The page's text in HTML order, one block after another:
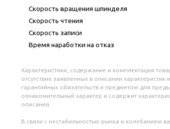
Скорость вращения шпинделя
Скорость чтения
Скорость записи
Время наработки на отказ
Характеристики, содержание и комплектация
отсутствие заявленных в описании
гарантийных обязательств и предметом для
ознакомительный характер и содержит
описания.
В связи с нестабильностью рынка и колебанием